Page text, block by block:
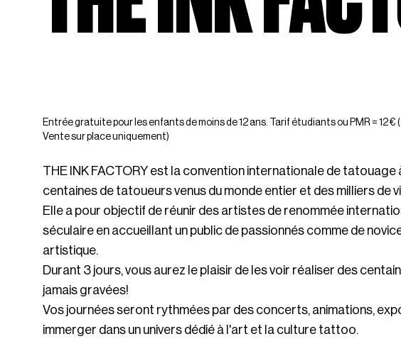
Entrée gratuite pour les enfants de moins de 12 ans. Tarif étudiants ou PMR =
Vente sur place uniquement)
THE INK FACTORY est la convention internationale de tatouage
centaines de tatoueurs venus du monde entier et des milliers de
Elle a pour objectif de réunir des artistes de renommée
séculaire en accueillant un public de passionnés comme de
artistique.
Durant 3 jours, vous aurez le plaisir de les voir réaliser des
jamais gravées!
Vos journées seront rythmées par des concerts, animations,
immerger dans un univers dédié à l'art et la culture tattoo.